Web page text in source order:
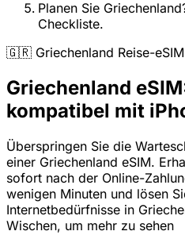
Planen Sie
Checkliste.
🇬🇷 Griechenland Reise-
Griechenland
kompatibel mit
Überspringen Sie die
einer Griechenland eSIM.
sofort nach der Online-
wenigen Minuten und lösen
Internetbedürfnisse in
Wischen, um mehr zu sehen